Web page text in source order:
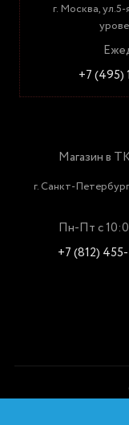
г. Москва,
+7 (495)
Магазин в
г. Санкт-
Пн-Пт с
+7 (812)